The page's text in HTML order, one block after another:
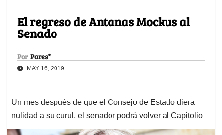
El regreso de Antanas Mockus al
Senado
Por Pares*
MAY 16, 2019
Un mes después de que el Consejo de Estado diera
nulidad a su curul, el senador podrá volver al Capitolio